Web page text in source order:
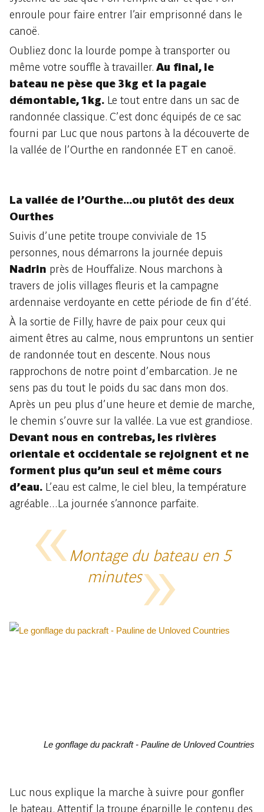
enroule pour faire entrer l’air emprisonné dans le
canoë.
Oubliez donc la lourde pompe à transporter ou
même votre souffle à travailler. Au final, le
bateau ne pèse que 3kg et la pagaie
démontable, 1kg. Le tout entre dans un sac de
randonnée classique. C’est donc équipés de ce sac
fourni par Luc que nous partons à la découverte de
la vallée de l’Ourthe en randonnée ET en canoë.
La vallée de l’Ourthe...ou plutôt des deux
Ourthes
Suivis d’une petite troupe conviviale de 15
personnes, nous démarrons la journée depuis
Nadrin près de Houffalize. Nous marchons à
travers de jolis villages fleuris et la campagne
ardennaise verdoyante en cette période de fin d’été.
À la sortie de Filly, havre de paix pour ceux qui
aiment êtres au calme, nous empruntons un sentier
de randonnée tout en descente. Nous nous
rapprochons de notre point d’embarcation. Je ne
sens pas du tout le poids du sac dans mon dos.
Après un peu plus d’une heure et demie de marche,
le chemin s’ouvre sur la vallée. La vue est grandiose.
Devant nous en contrebas, les rivières
orientale et occidentale se rejoignent et ne
forment plus qu’un seul et même cours
d’eau. L’eau est calme, le ciel bleu, la température
agréable...La journée s’annonce parfaite.
Montage du bateau en 5
minutes
Le gonflage du packraft - Pauline de Unloved Countries
Luc nous explique la marche à suivre pour gonfler
le bateau. Attentif, la troupe éparpille le contenu des